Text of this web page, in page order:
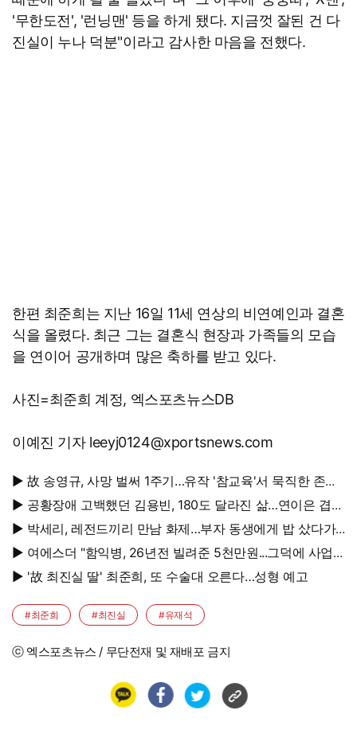
'무한도전', '런닝맨' 등을 하게 됐다. 지금껏 잘된 건 다
진실이 누나 덕분"이라고 감사한 마음을 전했다.
한편 최준희는 지난 16일 11세 연상의 비연예인과 결혼
식을 올렸다. 최근 그는 결혼식 현장과 가족들의 모습
을 연이어 공개하며 많은 축하를 받고 있다.
사진=최준희 계정, 엑스포츠뉴스DB
이예진 기자 leeyj0124@xportsnews.com
▶ 故 송영규, 사망 벌써 1주기…유작 '참교육'서 묵직한 존재
감
▶ 공황장애 고백했던 김용빈, 180도 달라진 삶…연이은 겹경
사
▶ 박세리, 레전드끼리 만남 화제…부자 동생에게 밥 샀다가
'반전'
▶ 여에스더 "함익병, 26년전 빌려준 5천만원...그덕에 사업
시작"▶ '故 최진실 딸' 최준희, 또 수술대 오른다…성형 예고
#최준희 #최진실 #유재석
ⓒ 엑스포츠뉴스 / 무단전재 및 재배포 금지